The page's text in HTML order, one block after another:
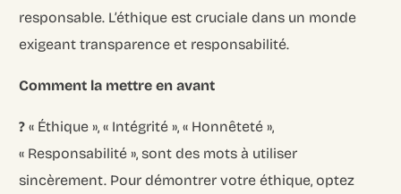
responsable. L’éthique est cruciale dans un monde
exigeant transparence et responsabilité.
Comment la mettre en avant
? « Éthique », « Intégrité », « Honnêteté »,
« Responsabilité », sont des mots à utiliser
sincèrement. Pour démontrer votre éthique, optez